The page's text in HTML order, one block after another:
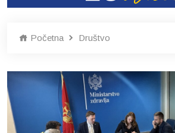
Početna Društvo